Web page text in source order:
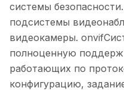
системы
подсистемы
видеокамеры.
полноценную
работающих по
конфигурацию,